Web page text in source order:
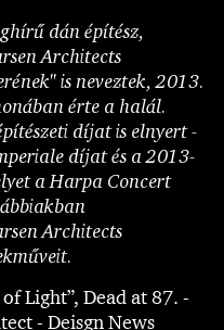
dán építész,
Architects
is neveztek, 2013.
érte a halál.
díjat is elnyert -
díjat és a 2013-
a Harpa Concert
Architects